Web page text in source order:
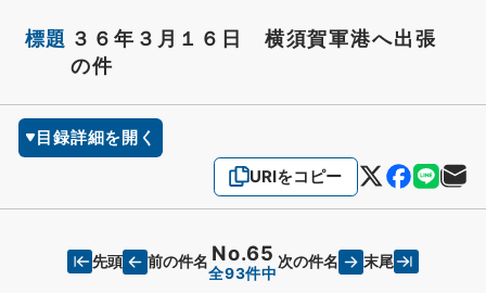
標題 ３６年３月１６日 横須賀軍港へ出張
の件
目録詳細を開く
URIをコピー
先頭 前の件名 No.65
全93件中
次の件名 末尾